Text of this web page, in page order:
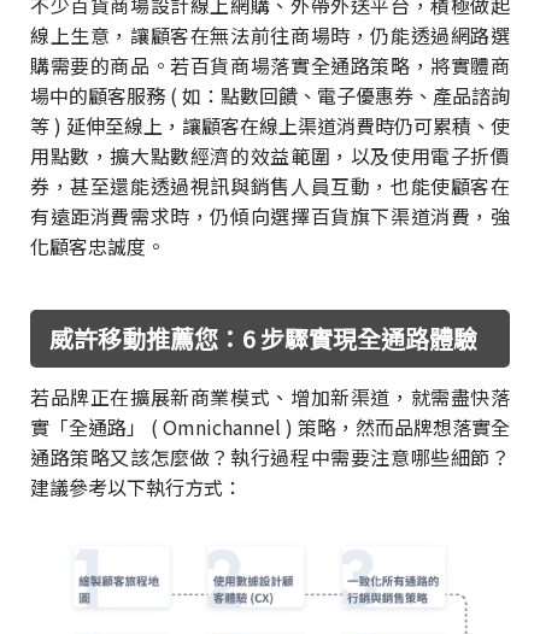
線上生意，讓顧客在無法前往商場時，仍能透過網路選
購需要的商品。若百貨商場落實全通路策略，將實體商
場中的顧客服務 ( 如：點數回饋、電子優惠券、產品諮詢
等 ) 延伸至線上，讓顧客在線上渠道消費時仍可累積、使
用點數，擴大點數經濟的效益範圍，以及使用電子折價
券，甚至還能透過視訊與銷售人員互動，也能使顧客在
有遠距消費需求時，仍傾向選擇百貨旗下渠道消費，強
化顧客忠誠度。
威許移動推薦您：6 步驟實現全通路體驗
若品牌正在擴展新商業模式、增加新渠道，就需盡快落
實「全通路」 ( Omnichannel ) 策略，然而品牌想落實全
通路策略又該怎麼做？執行過程中需要注意哪些細節？
建議參考以下執行方式：